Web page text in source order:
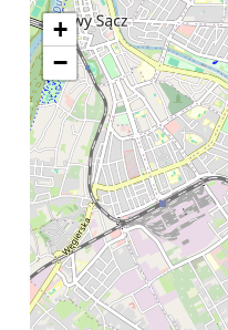
+
−